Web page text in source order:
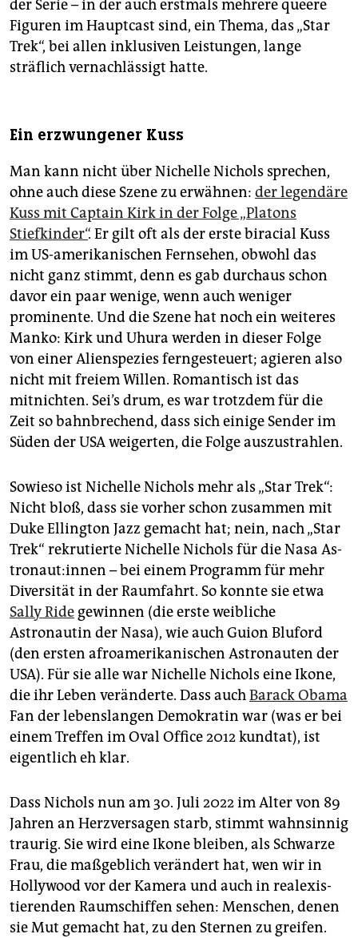
der Serie – in der auch erstmals mehrere queere
Figuren im Hauptcast sind, ein Thema, das „Star
Trek“, bei allen inklusiven Leistungen, lange
sträflich vernachlässigt hatte.
Ein erzwungener Kuss
Man kann nicht über Nichelle Nichols sprechen,
ohne auch diese Szene zu erwähnen: der legendäre
Kuss mit Captain Kirk in der Folge „Platons
Stiefkinder“. Er gilt oft als der erste biracial Kuss
im US-amerikanischen Fernsehen, obwohl das
nicht ganz stimmt, denn es gab durchaus schon
davor ein paar wenige, wenn auch weniger
prominente. Und die Szene hat noch ein weiteres
Manko: Kirk und Uhura werden in dieser Folge
von einer Alienspezies ferngesteuert; agieren also
nicht mit freiem Willen. Romantisch ist das
mitnichten. Sei’s drum, es war trotzdem für die
Zeit so bahnbrechend, dass sich einige Sender im
Süden der USA weigerten, die Folge auszustrahlen.
Sowieso ist Nichelle Nichols mehr als „Star Trek“:
Nicht bloß, dass sie vorher schon zusammen mit
Duke Ellington Jazz gemacht hat; nein, nach „Star
Trek“ rekrutierte Nichelle Nichols für die Nasa As­
tro­nau­t:in­nen – bei einem Programm für mehr
Diversität in der Raumfahrt. So konnte sie etwa
Sally Ride gewinnen (die erste weibliche
Astronautin der Nasa), wie auch Guion Bluford
(den ersten afroamerikanischen Astronauten der
USA). Für sie alle war Nichelle Nichols eine Ikone,
die ihr Leben veränderte. Dass auchBarack Obama
Fan der lebenslangen Demokratin war (was er bei
einem Treffen im Oval Office 2012 kundtat), ist
eigentlich eh klar.
Dass Nichols nun am 30. Juli 2022 im Alter von 89
Jahren an Herzversagen starb, stimmt wahnsinnig
traurig. Sie wird eine Ikone bleiben, als Schwarze
Frau, die maßgeblich verändert hat, wen wir in
Hollywood vor der Kamera und auch in real­exis­
tie­ren­den Raumschiffen sehen: Menschen, denen
sie Mut gemacht hat, zu den Sternen zu greifen.